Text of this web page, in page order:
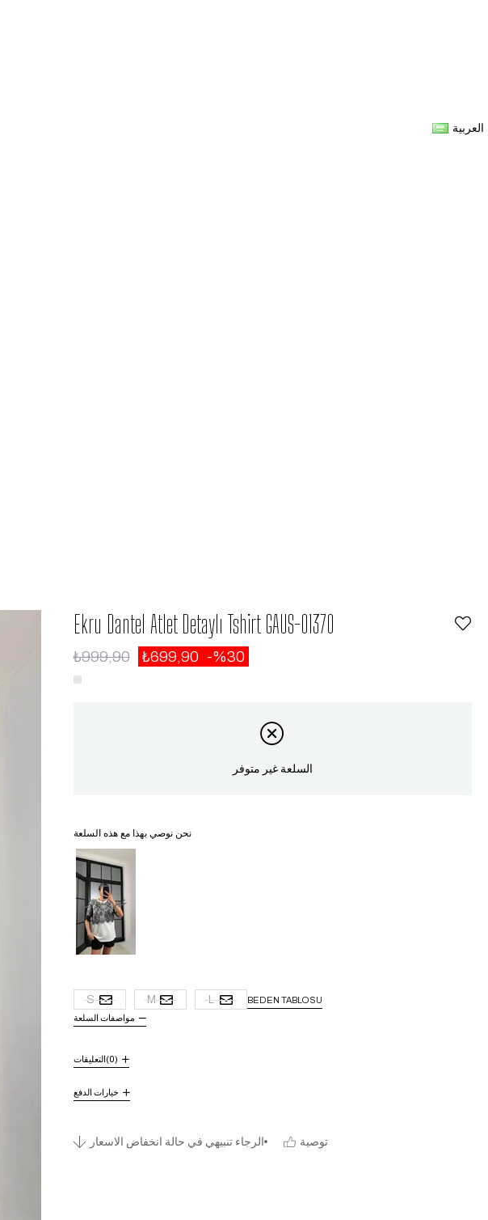
العربية
Ekru Dantel Atlet Detaylı Tshirt GAUS-01370
₺999,90 ₺699,90 30
السلعة غير متوفر
نحن نوصي بهذا مع هذه السلعة
غير متوفر
S M L
BEDEN TABLOSU
مواصفات السلعة
التعليقات(0)
خيارات الدفع
الرجاء تنبيهي في حالة انخفاض الاسعار توصية